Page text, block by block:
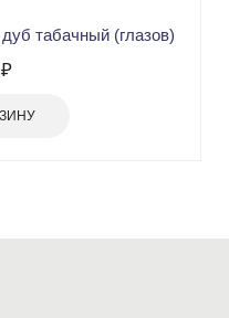
табачный (глазов)